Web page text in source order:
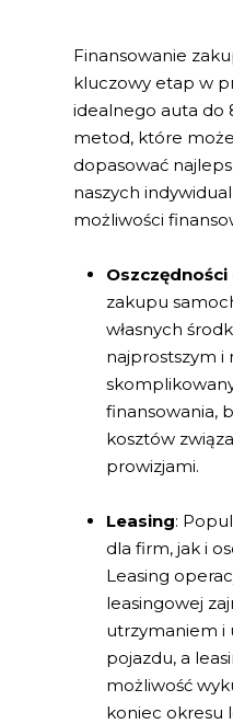
Finansowanie
kluczowy etap w
idealnego auta do
metod, które
dopasować
naszych
możliwości
zakupu
własnych
najprostszym i
finansowania,
kosztów
prowizjami.
Leasing:
dla firm, jak i
Leasing
leasingowej
utrzymaniem i
pojazdu, a
możliwość
koniec okresu